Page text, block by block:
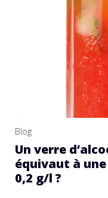
Blog
Un verre
équivaut à
0,2 g/l ?